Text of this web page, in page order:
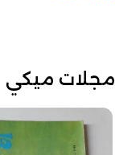
مجلات ميكي